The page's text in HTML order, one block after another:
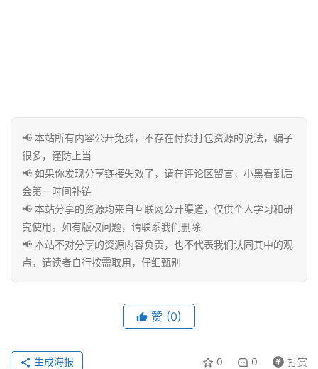
免
费
课
程
联
系
合
📢 本站所有内容公开免费，不存在付费打包资源的说法，骗子
很多，谨防上当
📢 如果你发现分享链接失效了，请在评论区留言，小黑看到后
会第一时间补链
📢 本站分享的资源均来自互联网公开渠道，仅供个人学习和研
究使用。如有版权问题，请联系我们删除
📢 本站不对分享的资源内容负责，也不代表我们认同其中的观
点，请读者自行按需取用，仔细甄别
赞 (0)
0 0 打赏
生成海报